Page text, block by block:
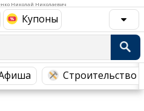
Николай Николаевич
Купоны
Строительство
Администрация
Промышленность
Городское хозяйство